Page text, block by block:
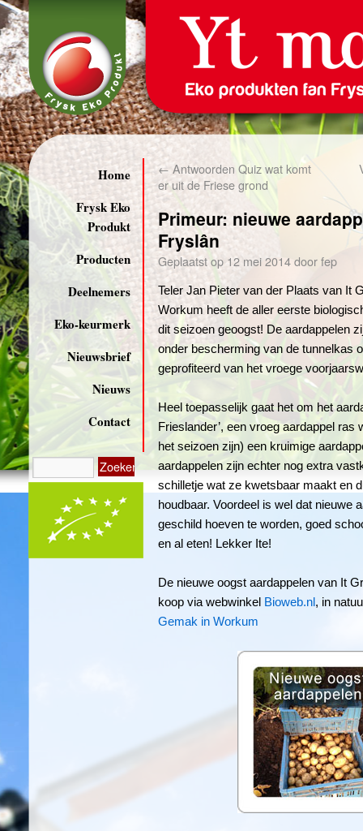
Home
Frysk Eko
Produkt
Producten
Deelnemers
Eko-keurmerk
Nieuwsbrief
Nieuws
Contact
← Antwoorden Quiz wat komt
er uit de Friese grond
Primeur: nieuwe
Fryslân
Geplaatst op 12 mei 2014doorfep
Teler Jan Pieter van der Plaats van It
Workum heeft de aller eerste
dit seizoen geoogst! De aardappelen
onder bescherming van de tunnelkas
geprofiteerd van het vroege
Heel toepasselijk gaat het om het
Frieslander’, een vroeg aardappel ras
het seizoen zijn) een kruimige
aardappelen zijn echter nog extra
schilletje wat ze kwetsbaar maakt en
houdbaar. Voordeel is wel dat nieuwe
geschild hoeven te worden, goed
en al eten! Lekker Ite!
De nieuwe oogst aardappelen van It
koop via webwinkel Bioweb.nl, in
Gemak in Workum